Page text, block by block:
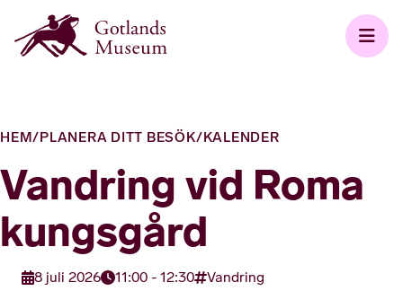
HEM/PLANERA DITT BESÖK/KALENDER
Vandring vid Roma
kungsgård
8 juli 2026 11:00 - 12:30 Vandring